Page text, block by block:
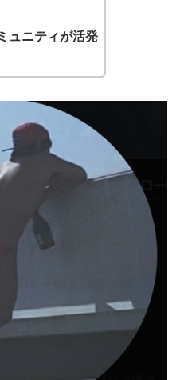
ュニティが活発